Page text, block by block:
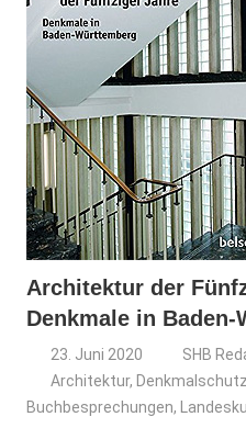
Architektur der
Denkmale in Baden-
23. Juni 2020
SHB
Architektur,
Buchbesprechungen,